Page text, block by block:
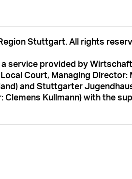
Stuttgart. All rights
a service provided by
Court, Managing Director:
and Stuttgarter
Clemens Kullmann) with the